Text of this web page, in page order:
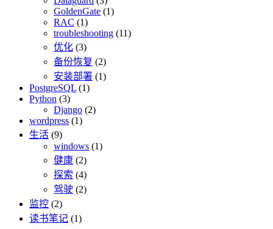
GoldenGate (1)
RAC (1)
troubleshooting (11)
优化 (3)
备份恢复 (2)
安装部署 (1)
PostgreSQL (1)
Python (3)
Django (2)
wordpress (1)
生活 (9)
windows (1)
健康 (2)
探索 (4)
驾驶 (2)
监控 (2)
读书笔记 (1)